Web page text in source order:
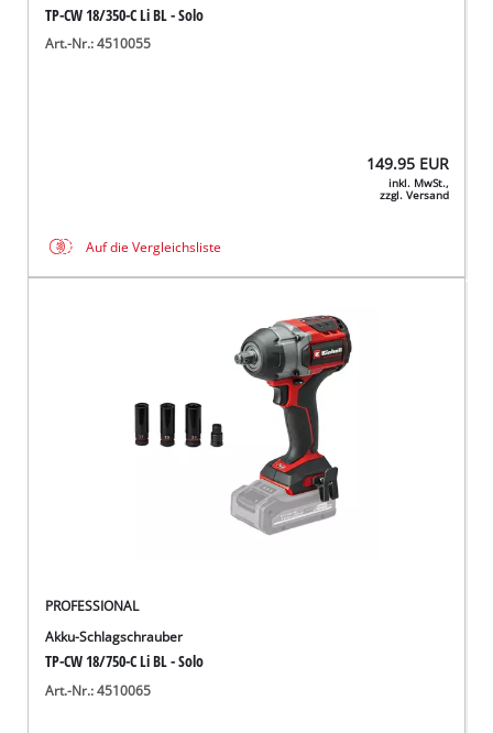
TP-CW 18/350-C Li BL - Solo
Art.-Nr.: 4510055
149.95 EUR
inkl. MwSt.,
zzgl. Versand
Auf die Vergleichsliste
PROFESSIONAL
Akku-Schlagschrauber
TP-CW 18/750-C Li BL - Solo
Art.-Nr.: 4510065